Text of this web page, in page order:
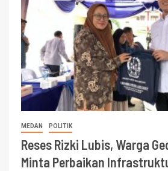
MEDAN POLITIK
Reses Rizki Lubis, Warga
Minta Perbaikan